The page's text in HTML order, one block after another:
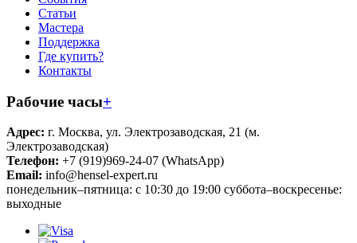
Статьи
Мастера
Поддержка
Где купить?
Контакты
Рабочие часы+
Адрес: г. Москва, ул. Электрозаводская, 21 (м.
Электрозаводская)
Телефон: +7 (919)969-24-07 (WhatsApp)
Email: info@hensel-expert.ru
понедельник–пятница: с 10:30 до 19:00 суббота–воскресенье:
выходные